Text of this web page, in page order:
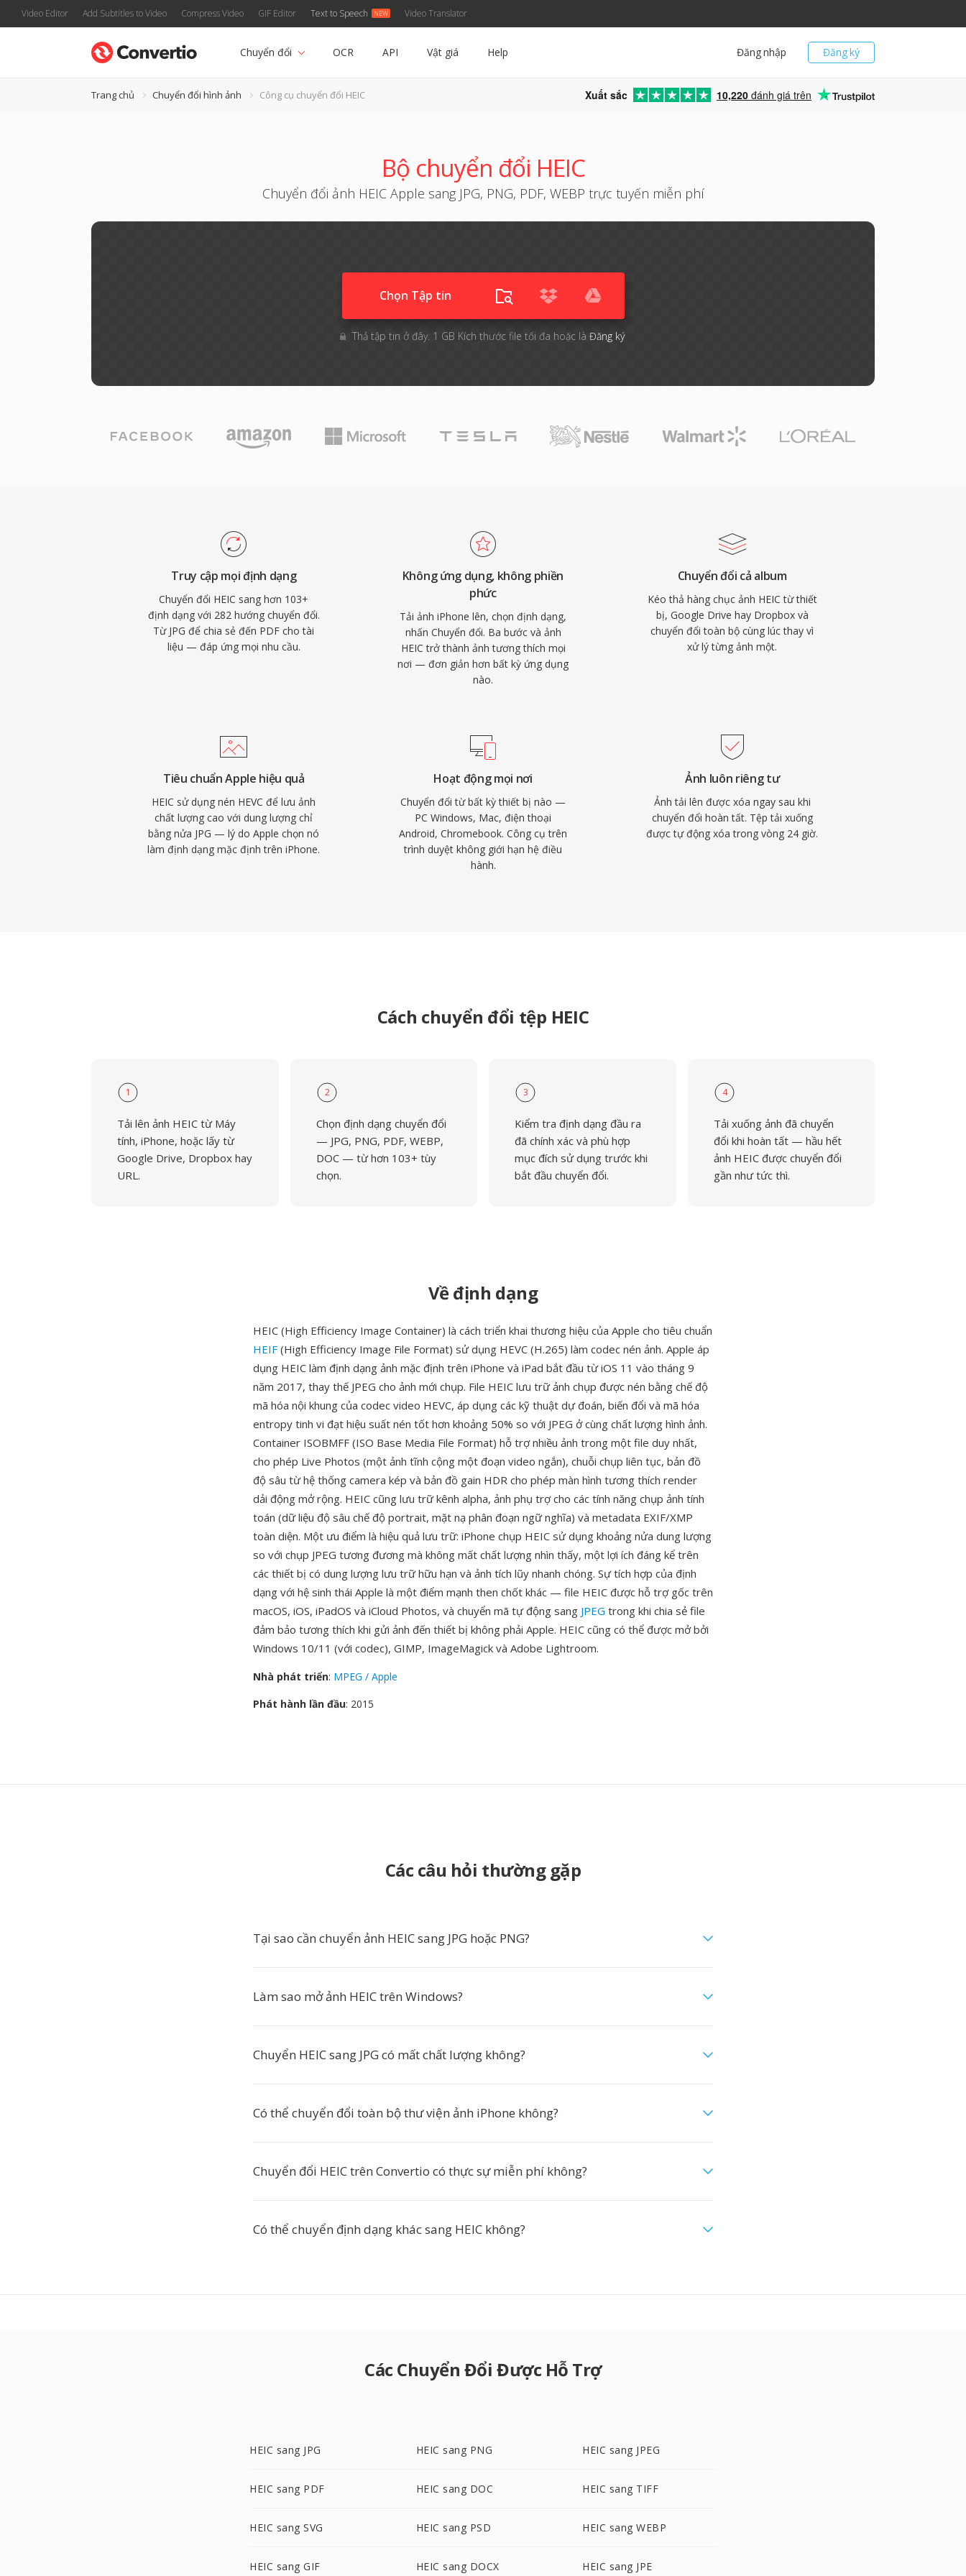
Video Editor Add Subtitles to Video Compress Video GIF Editor Text to Speech Video Translator
Đăng ký
Đăng nhập
Chuyển đổi OCR API Vật giá Help
Trang chủ Chuyển đổi hình ảnh Công cụ chuyển đổi HEIC Xuất sắc 10,220 đánh giá trên
Bộ chuyển đổi HEIC
Chuyển đổi ảnh HEIC Apple sang JPG, PNG, PDF, WEBP trực tuyến miễn phí
Chọn Tập tin
Thả tập tin ở đây. 1 GB Kích thước file tối đa hoặc là Đăng ký
Truy cập mọi định dạng
Chuyển đổi HEIC sang hơn 103+
định dạng với 282 hướng chuyển đổi.
Từ JPG để chia sẻ đến PDF cho tài
liệu — đáp ứng mọi nhu cầu.
Không ứng dụng, không phiền
phức
Tải ảnh iPhone lên, chọn định dạng,
nhấn Chuyển đổi. Ba bước và ảnh
HEIC trở thành ảnh tương thích mọi
nơi — đơn giản hơn bất kỳ ứng dụng
nào.
Chuyển đổi cả album
Kéo thả hàng chục ảnh HEIC từ thiết
bị, Google Drive hay Dropbox và
chuyển đổi toàn bộ cùng lúc thay vì
xử lý từng ảnh một.
Tiêu chuẩn Apple hiệu quả
HEIC sử dụng nén HEVC để lưu ảnh
chất lượng cao với dung lượng chỉ
bằng nửa JPG — lý do Apple chọn nó
làm định dạng mặc định trên iPhone.
Hoạt động mọi nơi
Chuyển đổi từ bất kỳ thiết bị nào —
PC Windows, Mac, điện thoại
Android, Chromebook. Công cụ trên
trình duyệt không giới hạn hệ điều
hành.
Ảnh luôn riêng tư
Ảnh tải lên được xóa ngay sau khi
chuyển đổi hoàn tất. Tệp tải xuống
được tự động xóa trong vòng 24 giờ.
Cách chuyển đổi tệp HEIC
1
Tải lên ảnh HEIC từ Máy
tính, iPhone, hoặc lấy từ
Google Drive, Dropbox hay
URL.
2
Chọn định dạng chuyển đổi
— JPG, PNG, PDF, WEBP,
DOC — từ hơn 103+ tùy
chọn.
3
Kiểm tra định dạng đầu ra
đã chính xác và phù hợp
mục đích sử dụng trước khi
bắt đầu chuyển đổi.
4
Tải xuống ảnh đã chuyển
đổi khi hoàn tất — hầu hết
ảnh HEIC được chuyển đổi
gần như tức thì.
Về định dạng
HEIC (High Efficiency Image Container) là cách triển khai thương hiệu của Apple cho tiêu chuẩn
HEIF (High Efficiency Image File Format) sử dụng HEVC (H.265) làm codec nén ảnh. Apple áp
dụng HEIC làm định dạng ảnh mặc định trên iPhone và iPad bắt đầu từ iOS 11 vào tháng 9
năm 2017, thay thế JPEG cho ảnh mới chụp. File HEIC lưu trữ ảnh chụp được nén bằng chế độ
mã hóa nội khung của codec video HEVC, áp dụng các kỹ thuật dự đoán, biến đổi và mã hóa
entropy tinh vi đạt hiệu suất nén tốt hơn khoảng 50% so với JPEG ở cùng chất lượng hình ảnh.
Container ISOBMFF (ISO Base Media File Format) hỗ trợ nhiều ảnh trong một file duy nhất,
cho phép Live Photos (một ảnh tĩnh cộng một đoạn video ngắn), chuỗi chụp liên tục, bản đồ
độ sâu từ hệ thống camera kép và bản đồ gain HDR cho phép màn hình tương thích render
dải động mở rộng. HEIC cũng lưu trữ kênh alpha, ảnh phụ trợ cho các tính năng chụp ảnh tính
toán (dữ liệu độ sâu chế độ portrait, mặt nạ phân đoạn ngữ nghĩa) và metadata EXIF/XMP
toàn diện. Một ưu điểm là hiệu quả lưu trữ: iPhone chụp HEIC sử dụng khoảng nửa dung lượng
so với chụp JPEG tương đương mà không mất chất lượng nhìn thấy, một lợi ích đáng kể trên
các thiết bị có dung lượng lưu trữ hữu hạn và ảnh tích lũy nhanh chóng. Sự tích hợp của định
dạng với hệ sinh thái Apple là một điểm mạnh then chốt khác — file HEIC được hỗ trợ gốc trên
macOS, iOS, iPadOS và iCloud Photos, và chuyển mã tự động sang JPEG trong khi chia sẻ file
đảm bảo tương thích khi gửi ảnh đến thiết bị không phải Apple. HEIC cũng có thể được mở bởi
Windows 10/11 (với codec), GIMP, ImageMagick và Adobe Lightroom.
Nhà phát triển: MPEG / Apple
Phát hành lần đầu: 2015
Các câu hỏi thường gặp
Tại sao cần chuyển ảnh HEIC sang JPG hoặc PNG?
Làm sao mở ảnh HEIC trên Windows?
Chuyển HEIC sang JPG có mất chất lượng không?
Có thể chuyển đổi toàn bộ thư viện ảnh iPhone không?
Chuyển đổi HEIC trên Convertio có thực sự miễn phí không?
Có thể chuyển định dạng khác sang HEIC không?
Các Chuyển Đổi Được Hỗ Trợ
HEIC sang JPG HEIC sang PNG HEIC sang JPEG
HEIC sang PDF HEIC sang DOC HEIC sang TIFF
HEIC sang SVG HEIC sang PSD HEIC sang WEBP
HEIC sang GIF HEIC sang DOCX HEIC sang JPE